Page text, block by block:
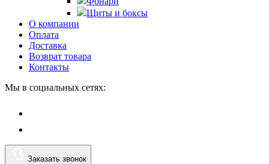
Щиты и боксы
О компании
Оплата
Доставка
Возврат товара
Контакты
Мы в социальных сетях:
Заказать звонок